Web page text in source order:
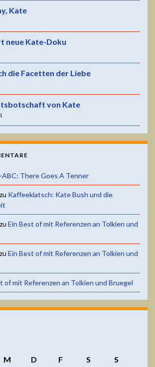
Kate
neue Kate-Doku
die Facetten der Liebe
von Kate
ABC: There Goes A Tenner
zu Kaffeeklatsch: Kate Bush und die
zu Ein Best of mit Referenzen an Tolkien und
zu Ein Best of mit Referenzen an Tolkien und
of mit Referenzen an Tolkien und Bruegel
M D F S
S